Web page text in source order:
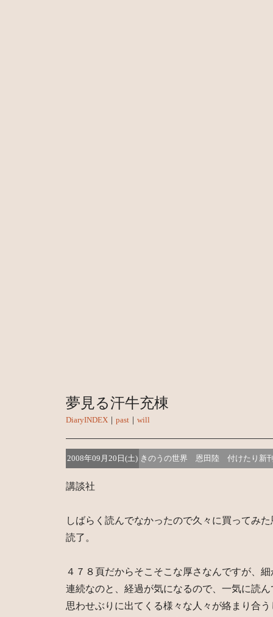
夢見る汗牛充棟
DiaryINDEX｜ past｜ will
2008年09月20日(土) きのうの世界 恩田陸 付けたり新
講談社
しばらく読んでなかったので久々に買ってみ
読了。
４７８頁だからそこそこな厚さなんですが、
連続なのと、経過が気になるので、一気に読
思わせぶりに出てくる様々な人々が絡まり合